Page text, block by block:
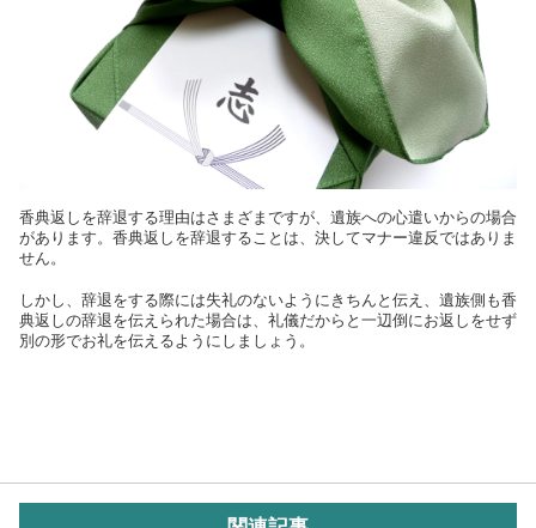
香典返しを辞退する理由はさまざまですが、遺族への心遣いからの場合
があります。香典返しを辞退することは、決してマナー違反ではありま
せん。
しかし、辞退をする際には失礼のないようにきちんと伝え、遺族側も香
典返しの辞退を伝えられた場合は、礼儀だからと一辺倒にお返しをせず
別の形でお礼を伝えるようにしましょう。